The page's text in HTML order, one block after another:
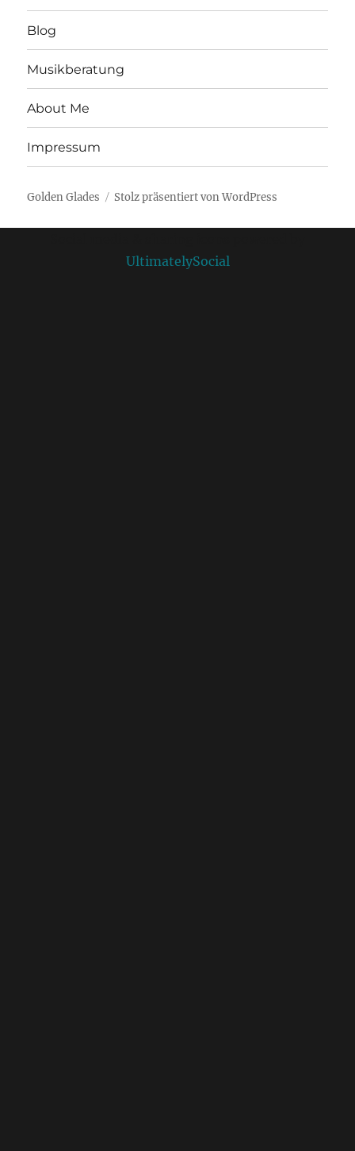
Blog
Musikberatung
About Me
Impressum
Golden Glades Stolz präsentiert von WordPress
UltimatelySocial